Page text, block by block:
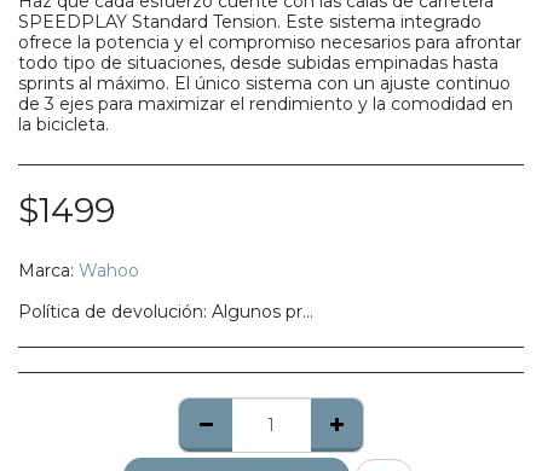
SPEEDPLAY Standard Tension. Este sistema integrado
ofrece la potencia y el compromiso necesarios para afrontar
todo tipo de situaciones, desde subidas empinadas hasta
sprints al máximo. El único sistema con un ajuste continuo
de 3 ejes para maximizar el rendimiento y la comodidad en
la bicicleta.
$1499
Marca: Wahoo
Política de devolución: Algunos productos no califican para ser regresados, te pedimos confirmes bien tu talla, modelo o estilo.